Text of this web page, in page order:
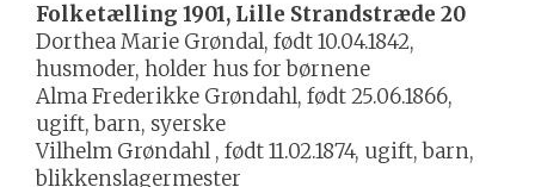
Folketælling 1901, Lille Strandstræde 20
Dorthea Marie Grøndal, født 10.04.1842,
husmoder, holder hus for børnene
Alma Frederikke Grøndahl, født 25.06.1866,
ugift, barn, syerske
Vilhelm Grøndahl , født 11.02.1874, ugift, barn,
blikkenslagermester